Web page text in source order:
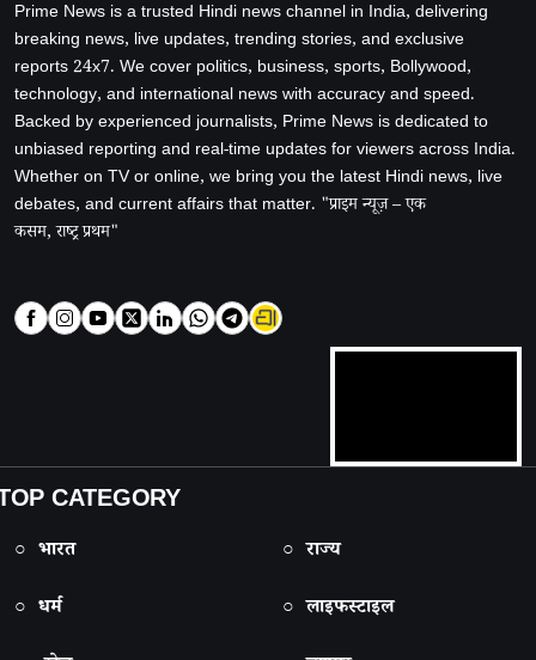
Prime News is a trusted Hindi news channel in India, delivering
breaking news, live updates, trending stories, and exclusive
reports 24x7. We cover politics, business, sports, Bollywood,
technology, and international news with accuracy and speed.
Backed by experienced journalists, Prime News is dedicated to
unbiased reporting and real-time updates for viewers across India.
Whether on TV or online, we bring you the latest Hindi news, live
debates, and current affairs that matter. "प्राइम न्यूज़ – एक
कसम, राष्ट्र प्रथम"
CATEGORY
○ भारत
○ राज्य
○ धर्म
○ लाइफस्टाइल